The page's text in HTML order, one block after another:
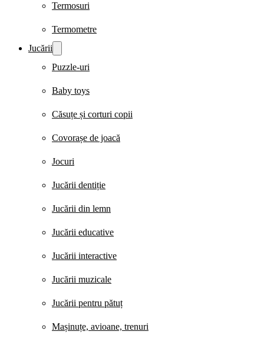
Termosuri
Termometre
Jucării
Puzzle-uri
Baby toys
Căsuțe și corturi copii
Covorașe de joacă
Jocuri
Jucării dentiție
Jucării din lemn
Jucării educative
Jucării interactive
Jucării muzicale
Jucării pentru pătuț
Mașinuțe, avioane, trenuri